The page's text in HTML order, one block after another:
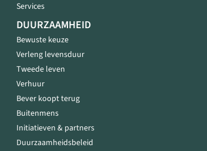
Services
DUURZAAMHEID
Bewuste keuze
Verleng levensduur
Tweede leven
Verhuur
Bever koopt terug
Buitenmens
Initiatieven & partners
Duurzaamheidsbeleid